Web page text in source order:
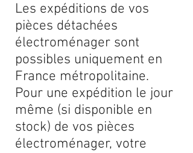
Les expéditions de vos
pièces détachées
électroménager sont
possibles uniquement en
France métropolitaine.
Pour une expédition le jour
même (si disponible en
stock) de vos pièces
électroménager, votre